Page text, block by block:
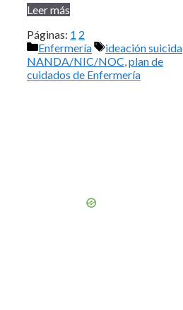
Leer más
Páginas: 1 2
Categorías
Enfermería Etiquetas
ideación suicida
NANDA/NIC/NOC plan de
cuidados de Enfermería